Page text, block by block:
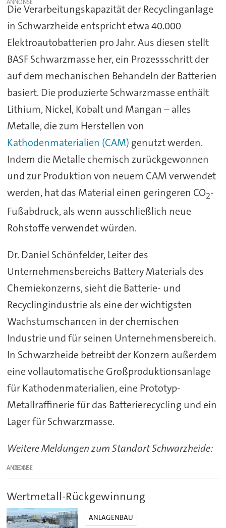
Die Verarbeitungskapazität der Recyclinganlage
in Schwarzheide entspricht etwa 40.000
Elektroautobatterien pro Jahr. Aus diesen stellt
BASF Schwarzmasse her, ein Prozessschritt der
auf dem mechanischen Behandeln der Batterien
basiert. Die produzierte Schwarzmasse enthält
Lithium, Nickel, Kobalt und Mangan – alles
Metalle, die zum Herstellen von
Kathodenmaterialien (CAM) genutzt werden.
Indem die Metalle chemisch zurückgewonnen
und zur Produktion von neuem CAM verwendet
werden, hat das Material einen geringeren CO2-
Fußabdruck, als wenn ausschließlich neue
Rohstoffe verwendet würden.
Dr. Daniel Schönfelder, Leiter des
Unternehmensbereichs Battery Materials des
Chemiekonzerns, sieht die Batterie- und
Recyclingindustrie als eine der wichtigsten
Wachstumschancen in der chemischen
Industrie und für seinen Unternehmensbereich.
In Schwarzheide betreibt der Konzern außerdem
eine vollautomatische Großproduktionsanlage
für Kathodenmaterialien, eine Prototyp-
Metallraffinerie für das Batterierecycling und ein
Lager für Schwarzmasse.
Weitere Meldungen zum Standort Schwarzheide:
ANZEIGE
Wertmetall-Rückgewinnung
ANLAGENBAU